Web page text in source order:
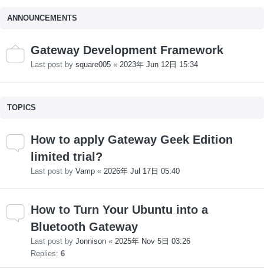
ANNOUNCEMENTS
Gateway Development Framework
Last post by square005 « 2023年 Jun 12日 15:34
TOPICS
How to apply Gateway Geek Edition
limited trial?
Last post by Vamp « 2026年 Jul 17日 05:40
How to Turn Your Ubuntu into a
Bluetooth Gateway
Last post by Jonnison « 2025年 Nov 5日 03:26
Replies: 6